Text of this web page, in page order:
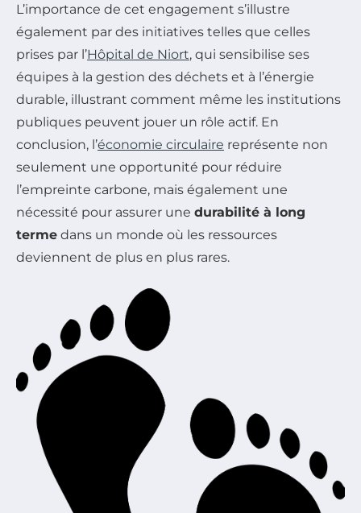
L’importance de cet engagement s’illustre
également par des initiatives telles que celles
prises par l’Hôpital de Niort, qui sensibilise ses
équipes à la gestion des déchets et à l’énergie
durable, illustrant comment même les institutions
publiques peuvent jouer un rôle actif. En
conclusion, l’économie circulaire représente non
seulement une opportunité pour réduire
l’empreinte carbone, mais également une
nécessité pour assurer une durabilité à long
terme dans un monde où les ressources
deviennent de plus en plus rares.